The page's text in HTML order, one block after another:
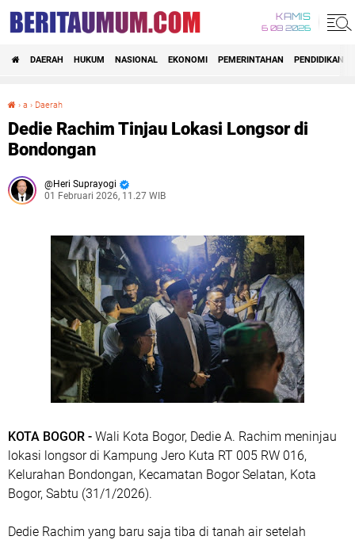
KAMIS
6 08 2026
DAERAH HUKUM NASIONAL EKONOMI PEMERINTAHAN PENDIDIKAN
› a › Daerah
Dedie Rachim Tinjau Lokasi Longsor di
Bondongan
Heri Suprayogi
01 Februari 2026, 11.27 WIB
KOTA BOGOR - Wali Kota Bogor, Dedie A. Rachim meninjau
lokasi longsor di Kampung Jero Kuta RT 005 RW 016,
Kelurahan Bondongan, Kecamatan Bogor Selatan, Kota
Bogor, Sabtu (31/1/2026).
Dedie Rachim yang baru saja tiba di tanah air setelah